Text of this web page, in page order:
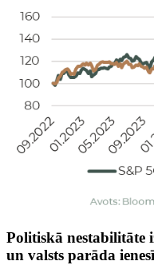
Politiskā
un valsts parāda